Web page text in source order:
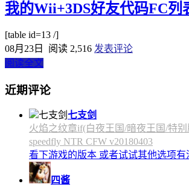
我的Wii+3DS好友代码FC列
[table id=13 /]
08月23日
阅读 2,516 发表评论
阅读全文
近期评论
七支剑
火焰之纹章if(白夜王国/暗夜王国/特
speedfly NTR CFW v20180403
看下游戏的版本 或者试试其他选项有
四酱